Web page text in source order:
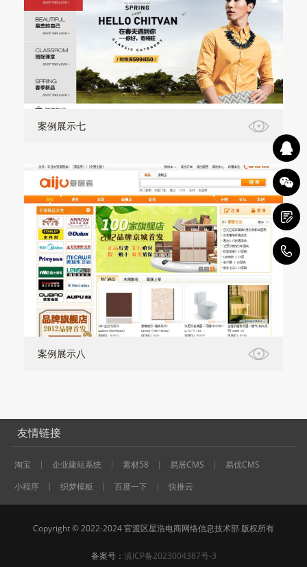
案例展示七
案例展示八
友情链接
淘宝 企业建站系统 素材58 易居CMS
易优CMS
小程序
织梦模板 百度一下 快推云
Copyright © 2022-2024 官渡区星浩电商网络信息技术部 版权所有
备案号： 滇ICP备2023004387号-3